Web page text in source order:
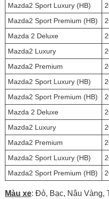
Mazda2 Sport Luxury (HB)
Mazda2 Sport Premium (HB)
Mazda 2 Deluxe
Mazda2 Luxury
Mazda2 Premium
Mazda2 Sport Luxury (HB)
Mazda2 Sport Premium (HB)
Mazda 2 Deluxe
Mazda2 Luxury
Mazda2 Premium
Mazda2 Sport Luxury (HB)
Mazda2 Sport Premium (HB)
Màu xe: Đỏ, Bạc, Nâu Vàng,